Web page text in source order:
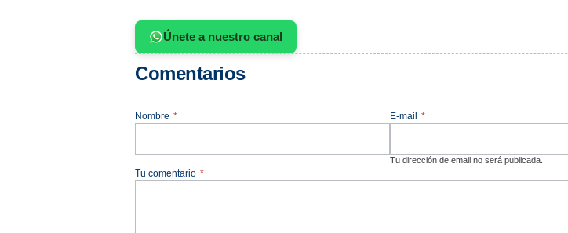
Únete a nuestro canal
Comentarios
Nombre * E-mail *
Tu dirección de email no será publicada.
Tu comentario *